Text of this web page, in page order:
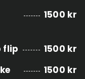
1500 kr
flip
1500 kr
1500 kr